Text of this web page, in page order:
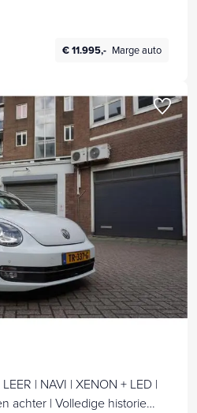
€ 11.995,- Marge auto
| NAVI | XENON + LED |
achter | Volledige historie